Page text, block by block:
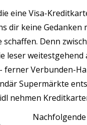
eine Visa-
dir keine Gedanken
Denn
leser weitestgehend
ferner Verbunden-
Supermärkte
nehmen